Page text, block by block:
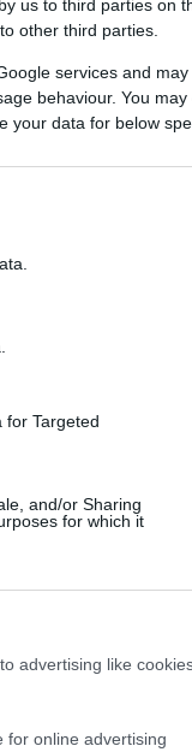
us to third parties on
other third parties.
services and
behaviour. You
your data for below
for Targeted
and/or Sharing
for which it
advertising like
for online advertising
τις
του ΣΥΡΙΖΑ-
εκλογές του
ο Πρόεδρος του
κ. Γιώργος
κατέλθει